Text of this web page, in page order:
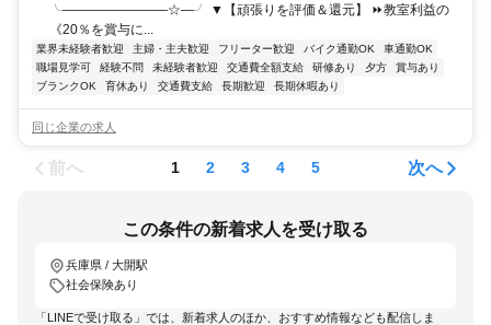
╰――――――――☆―╯ ▼【頑張りを評価＆還元】 ⏩教室利益の
《20％を賞与に...
業界未経験者歓迎 主婦・主夫歓迎 フリーター歓迎 バイク通勤OK
車通勤OK
職場見学可
経験不問 未経験者歓迎 交通費全額支給 研修あり 夕方
賞与あり
ブランクOK
育休あり 交通費支給 長期歓迎 長期休暇あり
同じ企業の求人
前へ 1 2 3 4 5 次へ
この条件の新着求人を受け取る
兵庫県 / 大開駅
社会保険あり
「LINEで受け取る」では、新着求人のほか、おすすめ情報なども配信しま